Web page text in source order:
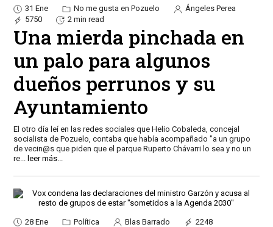
31 Ene No me gusta en Pozuelo
Ángeles Perea
5750
2 min read
Una mierda pinchada en
un palo para algunos
dueños perrunos y su
Ayuntamiento
El otro día leí en las redes sociales que Helio Cobaleda, concejal
socialista de Pozuelo, contaba que había acompañado "a un grupo
de vecin@s que piden que el parque Ruperto Chávarri lo sea y no un
re... leer más...
28 Ene Política Blas Barrado
2248